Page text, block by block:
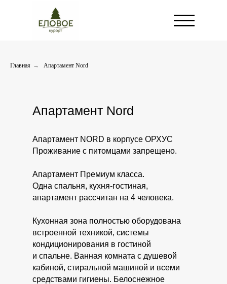
Главная → Апартамент Nord
Апартамент Nord
Апартамент NORD в корпусе ОРХУС
Проживание с питомцами запрещено.
Апартамент Премиум класса.
Одна спальня, кухня-гостиная,
апартамент рассчитан на 4 человека.
Кухонная зона полностью оборудована
встроенной техникой, системы
кондиционирования в гостиной
и спальне. Ванная комната с душевой
кабиной, стиральной машиной и всеми
средствами гигиены. Белоснежное